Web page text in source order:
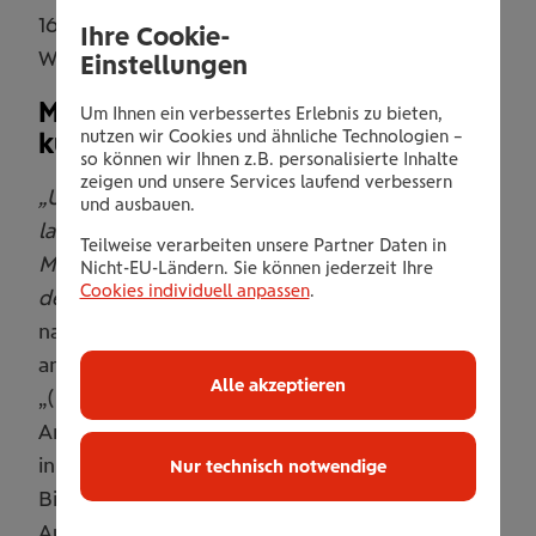
16 Prozent hat sich das körperliche
Wohlbefinden hingegen verbessert.
Mehrheit für Impfungen – bei
künftiger Pandemie skeptisch
„Um die Gesundheit der Bevölkerung
langfristig zu sichern, braucht es viele
Maßnahmen – Schutzimpfungen zählen dabei zu
den effektivsten“, so Brandtmayer. Gefragt
nach der Grundeinstellung zum Thema Impfen,
antwortete die Mehrheit (60 Prozent) zwar mit
„(sehr) positiv“. 14 Prozent sind gegenteiliger
Ansicht. Unterschiede erkennt man
insbesondere bei der Wohnregion und der
Bildung: Im ruralen Gebiet zeigt sich weniger
Ihre Cookie-
Einstellungen
Um Ihnen ein verbessertes Erlebnis zu bieten,
nutzen wir Cookies und ähnliche Technologien –
so können wir Ihnen z.B. personalisierte Inhalte
zeigen und unsere Services laufend verbessern
und ausbauen.
Teilweise verarbeiten unsere Partner Daten in
Nicht-EU-Ländern. Sie können jederzeit Ihre
Cookies individuell anpassen.
Nur technisch notwendige
Alle akzeptieren